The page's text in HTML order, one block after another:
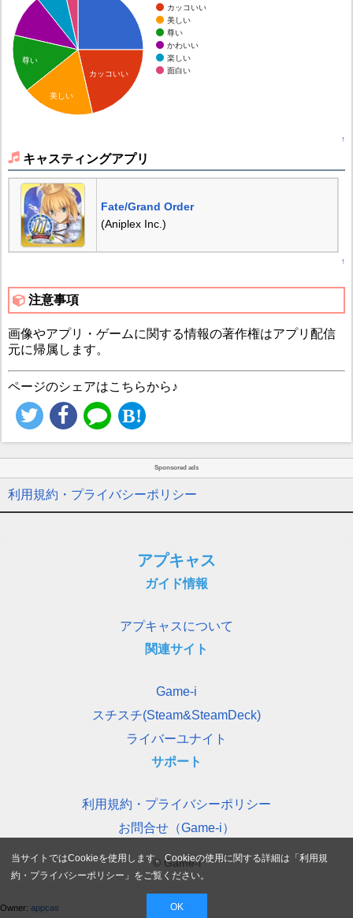
カッコいい
美しい
尊い
かわいい
楽しい
面白い
カッコいい
尊い
美しい
↑
キャスティングアプリ
Fate/Grand Order
(Aniplex Inc.)
↑
注意事項
画像やアプリ・ゲームに関する情報の著作権はアプリ配信
元に帰属します。
ページのシェアはこちらから♪
Sponsored ads
利用規約・プライバシーポリシー
アプキャス
ガイド情報
アプキャスについて
関連サイト
Game-i
スチスチ(Steam&SteamDeck)
ライバーユナイト
サポート
利用規約・プライバシーポリシー
お問合せ（Game-i）
© Game-i
Owner: appcas
当サイトではCookieを使用します。Cookieの使用に関する詳細は「利用規
約・プライバシーポリシー 」をご覧ください。
OK